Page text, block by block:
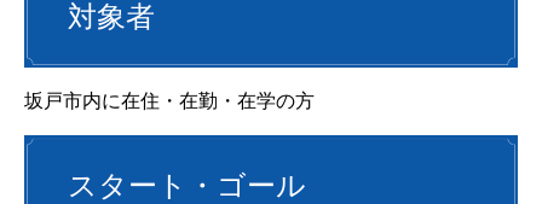
対象者
坂戸市内に在住・在勤・在学の方
スタート・ゴール